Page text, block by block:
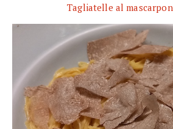
Tagliatelle al